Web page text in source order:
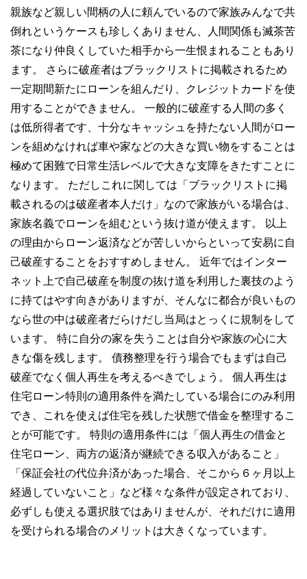
親族など親しい間柄の人に頼んでいるので家族みんなで共
倒れというケースも珍しくありません、人間関係も滅茶苦
茶になり仲良くしていた相手から一生恨まれることもあり
ます。 さらに破産者はブラックリストに掲載されるため
一定期間新たにローンを組んだり、クレジットカードを使
用することができません。 一般的に破産する人間の多く
は低所得者です、十分なキャッシュを持たない人間がロー
ンを組めなければ車や家などの大きな買い物をすることは
極めて困難で日常生活レベルで大きな支障をきたすことに
なります。 ただしこれに関しては「ブラックリストに掲
載されるのは破産者本人だけ」なので家族がいる場合は、
家族名義でローンを組むという抜け道が使えます。 以上
の理由からローン返済などが苦しいからといって安易に自
己破産することをおすすめしません。 近年ではインター
ネット上で自己破産を制度の抜け道を利用した裏技のよう
に持てはやす向きがありますが、そんなに都合が良いもの
なら世の中は破産者だらけだし当局はとっくに規制をして
います。 特に自分の家を失うことは自分や家族の心に大
きな傷を残します。 債務整理を行う場合でもまずは自己
破産でなく個人再生を考えるべきでしょう。 個人再生は
住宅ローン特則の適用条件を満たしている場合にのみ利用
でき、これを使えば住宅を残した状態で借金を整理するこ
とが可能です。 特則の適用条件には「個人再生の借金と
住宅ローン、両方の返済が継続できる収入があること」
「保証会社の代位弁済があった場合、そこから６ヶ月以上
経過していないこと」など様々な条件が設定されており、
必ずしも使える選択肢ではありませんが、それだけに適用
を受けられる場合のメリットは大きくなっています。